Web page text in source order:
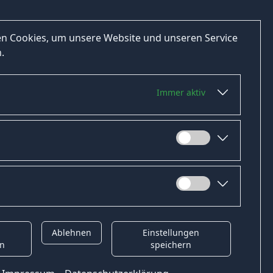
Cookies, um unsere Website und unseren Service
Immer aktiv
Ablehnen
Einstellungen
speichern
Gender-Hinweis